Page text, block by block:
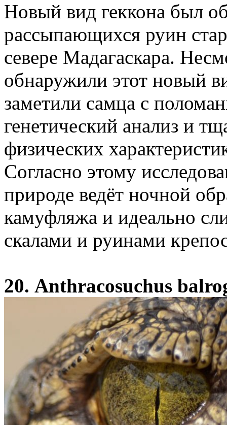
Новый вид геккона был
рассыпающихся руин
севере Мадагаскара.
обнаружили этот новый
заметили самца с
генетический анализ и
физических
Согласно этому
природе ведёт ночной
камуфляжа и идеально
скалами и руинами
20. Anthracosuchus